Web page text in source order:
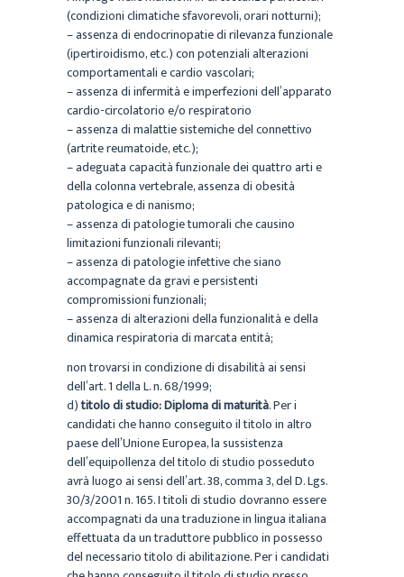
(condizioni climatiche sfavorevoli, orari notturni);
– assenza di endocrinopatie di rilevanza funzionale
(ipertiroidismo, etc.) con potenziali alterazioni
comportamentali e cardio vascolari;
– assenza di infermità e imperfezioni dell’apparato
cardio-circolatorio e/o respiratorio
– assenza di malattie sistemiche del connettivo
(artrite reumatoide, etc.);
– adeguata capacità funzionale dei quattro arti e
della colonna vertebrale, assenza di obesità
patologicae di nanismo;
– assenza di patologie tumorali che causino
limitazioni funzionali rilevanti;
– assenza di patologie infettive che siano
accompagnate da gravi e persistenti
compromissionifunzionali;
– assenza di alterazioni della funzionalità e della
dinamica respiratoria di marcata entità;
non trovarsi in condizione di disabilità ai sensi
dell’art. 1 della L. n. 68/1999;
d)titolo di studio:Diploma di maturità. Per i
candidati che hanno conseguito il titolo in altro
paesedell’Unione Europea, la sussistenza
dell’equipollenza del titolo di studio posseduto
avrà luogo ai sensidell’art. 38, comma 3, del D. Lgs.
30/3/2001 n. 165. I titoli di studio dovranno essere
accompagnati dauna traduzione in lingua italiana
effettuata da un traduttore pubblico in possesso
del necessario titolodi abilitazione. Per i candidati